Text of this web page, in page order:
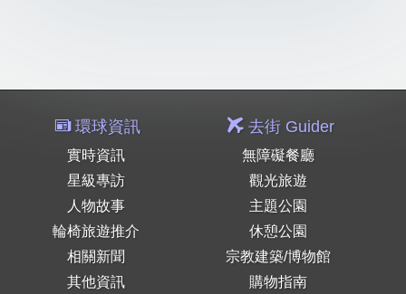
環球資訊
實時資訊
星級專訪
人物故事
輪椅旅遊推介
相關新聞
其他資訊
去街 Guider
無障礙餐廳
觀光旅遊
主題公園
休憩公園
宗教建築/博物館
購物指南